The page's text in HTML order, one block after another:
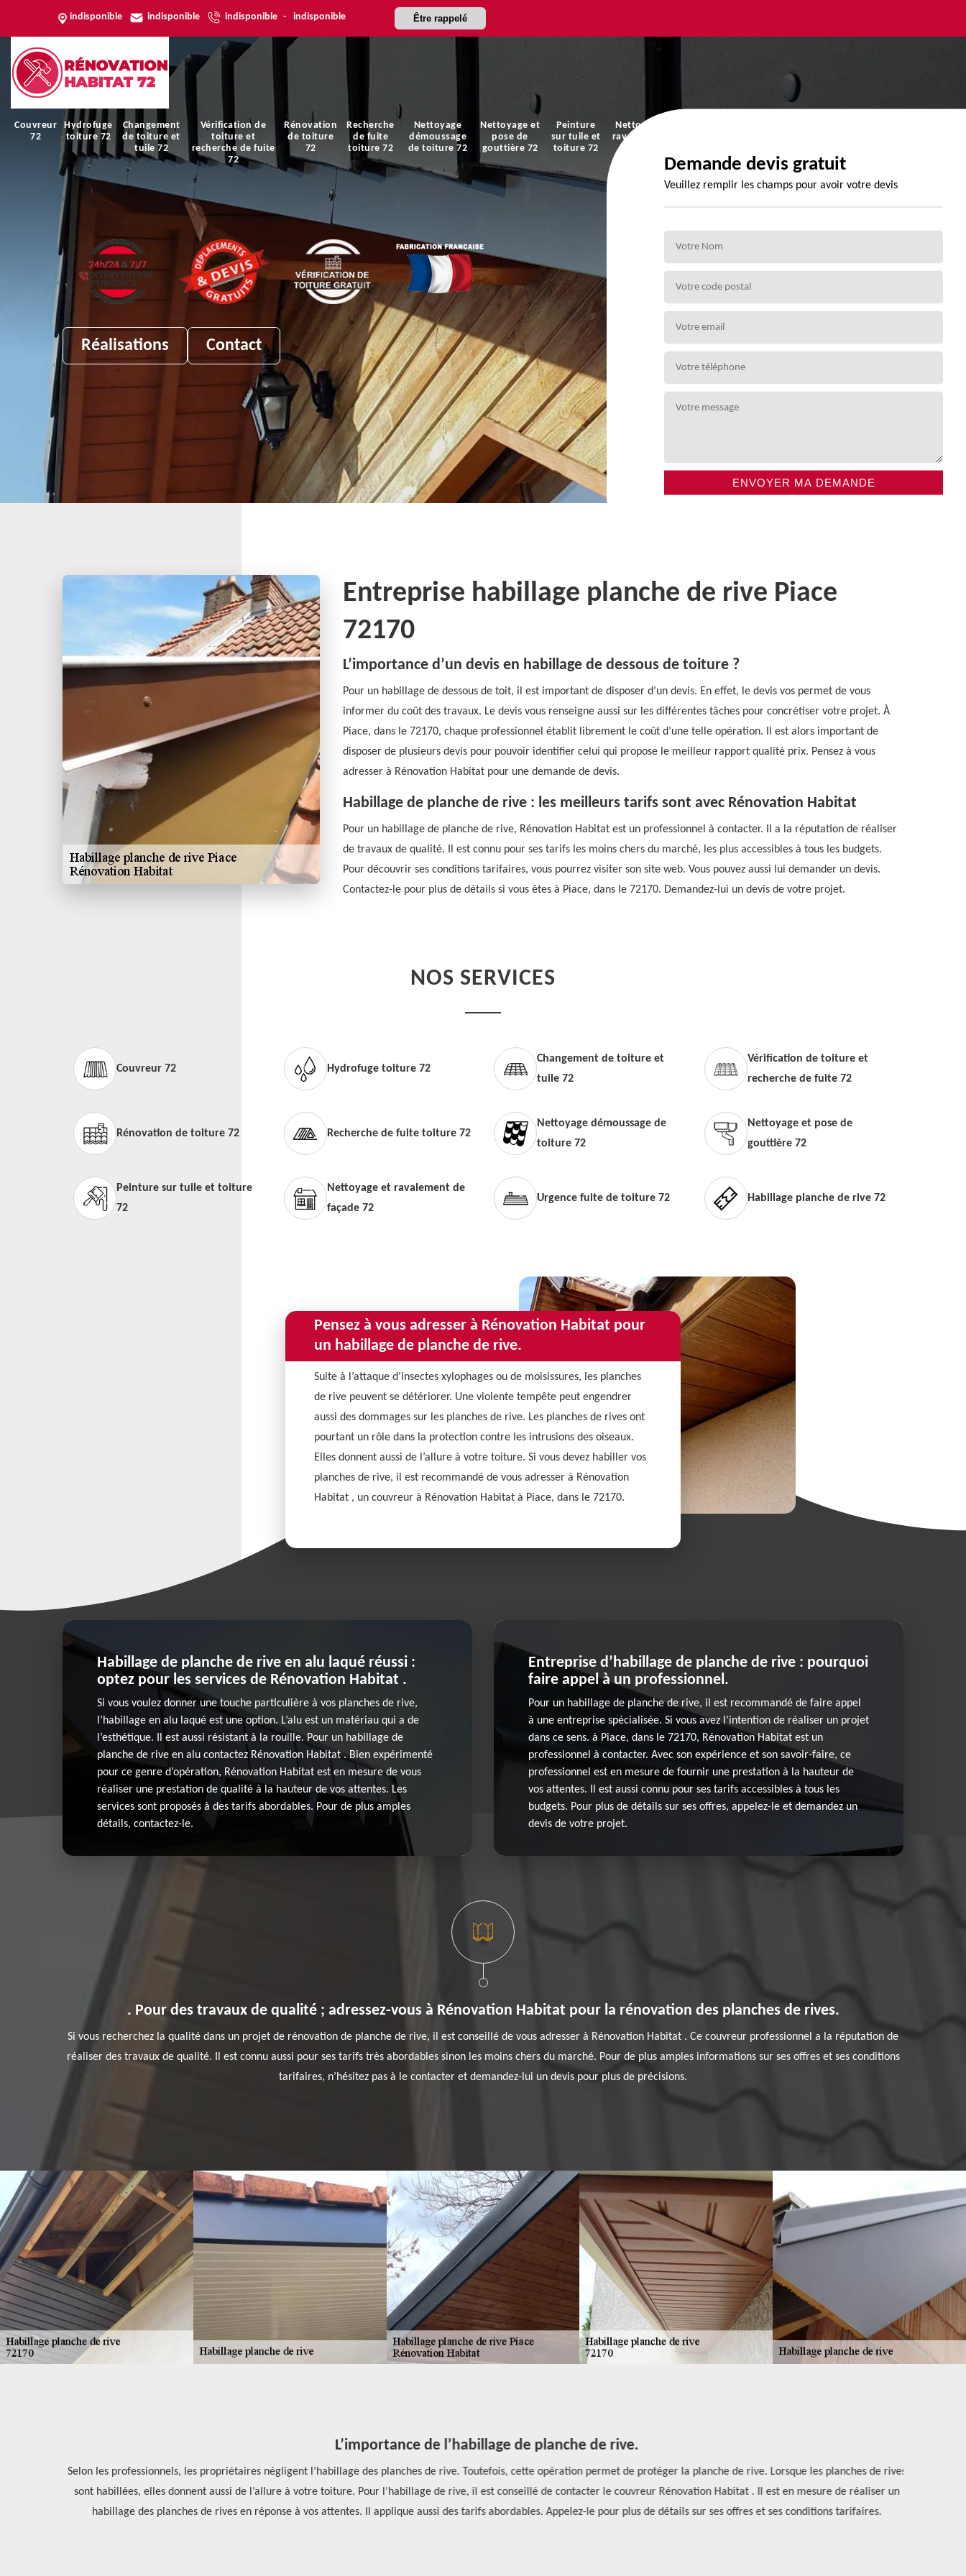
indisponible indisponible indisponible - indisponible Être rappelé
Couvreur
72
Hydrofuge
toiture 72
Changement
de toiture et
tuile 72
Vérification de
toiture et
recherche de fuite
72
Rénovation
de toiture
72
Recherche
de fuite
toiture 72
Nettoyage
démoussage
de toiture 72
Nettoyage et
pose de
gouttière 72
Peinture
sur tuile et
toiture 72
Nettoyage et
ravalement de
Réalisations Contact
Demande devis gratuit
Veuillez remplir les champs pour avoir votre devis
Entreprise habillage planche de rive Piace
72170
L’importance d’un devis en habillage de dessous de toiture ?
Pour un habillage de dessous de toit, il est important de disposer d’un devis. En effet, le devis vos permet de vous
informer du coût des travaux. Le devis vous renseigne aussi sur les différentes tâches pour concrétiser votre projet. À
Piace, dans le 72170, chaque professionnel établit librement le coût d’une telle opération. Il est alors important de
disposer de plusieurs devis pour pouvoir identifier celui qui propose le meilleur rapport qualité prix. Pensez à vous
adresser à Rénovation Habitat pour une demande de devis.
Habillage de planche de rive : les meilleurs tarifs sont avec Rénovation Habitat
Pour un habillage de planche de rive, Rénovation Habitat est un professionnel à contacter. Il a la réputation de réaliser
de travaux de qualité. Il est connu pour ses tarifs les moins chers du marché, les plus accessibles à tous les budgets.
Pour découvrir ses conditions tarifaires, vous pourrez visiter son site web. Vous pouvez aussi lui demander un devis.
Contactez-le pour plus de détails si vous êtes à Piace, dans le 72170. Demandez-lui un devis de votre projet.
NOS SERVICES
Couvreur 72 Hydrofuge toiture 72
Changement de toiture et
tuile 72
Vérification de toiture et
recherche de fuite 72
Rénovation de toiture 72 Recherche de fuite toiture 72
Nettoyage démoussage de
toiture 72
Nettoyage et pose de
gouttière 72
Peinture sur tuile et toiture
72
Nettoyage et ravalement de
façade 72
Urgence fuite de toiture 72 Habillage planche de rive 72
Pensez à vous adresser à Rénovation Habitat pour
un habillage de planche de rive.
Suite à l’attaque d’insectes xylophages ou de moisissures, les planches
de rive peuvent se détériorer. Une violente tempête peut engendrer
aussi des dommages sur les planches de rive. Les planches de rives ont
pourtant un rôle dans la protection contre les intrusions des oiseaux.
Elles donnent aussi de l’allure à votre toiture. Si vous devez habiller vos
planches de rive, il est recommandé de vous adresser à Rénovation
Habitat , un couvreur à Rénovation Habitat à Piace, dans le 72170.
Habillage de planche de rive en alu laqué réussi :
optez pour les services de Rénovation Habitat .
Si vous voulez donner une touche particulière à vos planches de rive,
l’habillage en alu laqué est une option. L’alu est un matériau qui a de
l’esthétique. Il est aussi résistant à la rouille. Pour un habillage de
planche de rive en alu contactez Rénovation Habitat . Bien expérimenté
pour ce genre d’opération, Rénovation Habitat est en mesure de vous
réaliser une prestation de qualité à la hauteur de vos attentes. Les
services sont proposés à des tarifs abordables. Pour de plus amples
détails, contactez-le.
Entreprise d’habillage de planche de rive : pourquoi
faire appel à un professionnel.
Pour un habillage de planche de rive, il est recommandé de faire appel
à une entreprise spécialisée. Si vous avez l’intention de réaliser un projet
dans ce sens. à Piace, dans le 72170, Rénovation Habitat est un
professionnel à contacter. Avec son expérience et son savoir-faire, ce
professionnel est en mesure de fournir une prestation à la hauteur de
vos attentes. Il est aussi connu pour ses tarifs accessibles à tous les
budgets. Pour plus de détails sur ses offres, appelez-le et demandez un
devis de votre projet.
. Pour des travaux de qualité ; adressez-vous à Rénovation Habitat pour la rénovation des planches de rives.
Si vous recherchez la qualité dans un projet de rénovation de planche de rive, il est conseillé de vous adresser à Rénovation Habitat . Ce couvreur professionnel a la réputation de
réaliser des travaux de qualité. Il est connu aussi pour ses tarifs très abordables sinon les moins chers du marché. Pour de plus amples informations sur ses offres et ses conditions
tarifaires, n’hésitez pas à le contacter et demandez-lui un devis pour plus de précisions.
L’importance de l’habillage de planche de rive.
Selon les professionnels, les propriétaires négligent l’habillage des planches de rive. Toutefois, cette opération permet de protéger la planche de rive. Lorsque les planches de rives
sont habillées, elles donnent aussi de l’allure à votre toiture. Pour l’habillage de rive, il est conseillé de contacter le couvreur Rénovation Habitat . Il est en mesure de réaliser un
habillage des planches de rives en réponse à vos attentes. Il applique aussi des tarifs abordables. Appelez-le pour plus de détails sur ses offres et ses conditions tarifaires.